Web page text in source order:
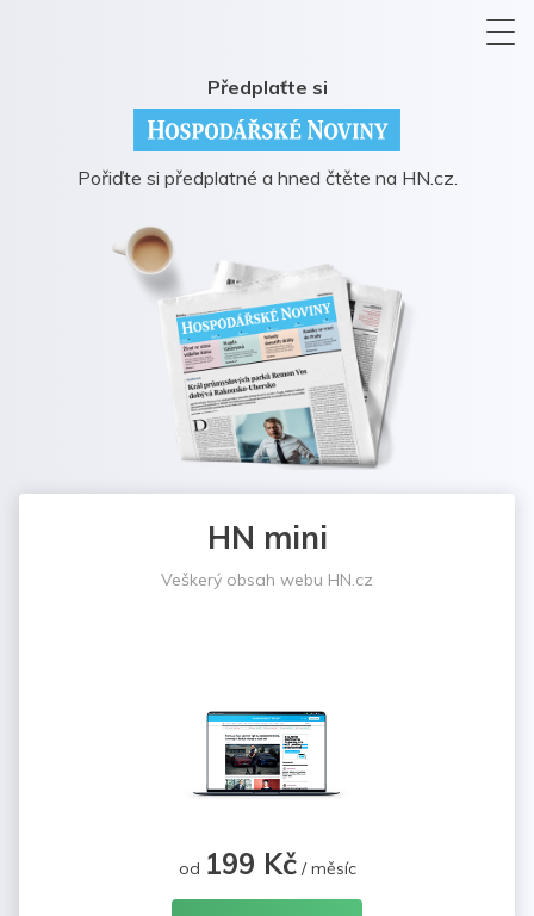
Předplaťte si
Pořiďte si předplatné a hned čtěte na HN.cz.
HN mini
Veškerý obsah webu HN.cz
od 199 Kč/ měsíc